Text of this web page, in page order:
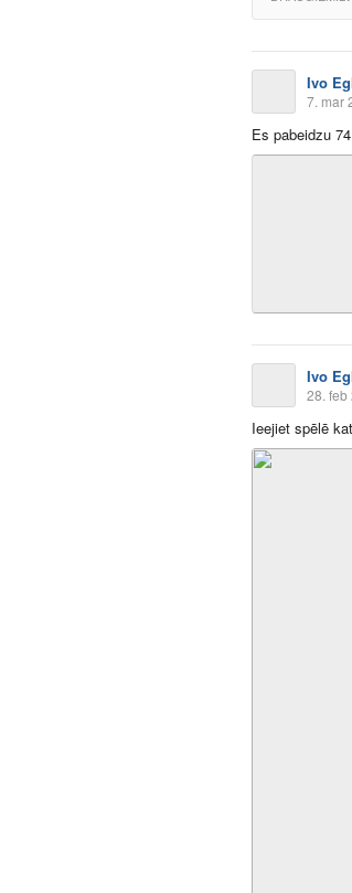
Ivo
7. mar
Es pabeidzu
Ivo
28. feb
Ieejiet spēlē